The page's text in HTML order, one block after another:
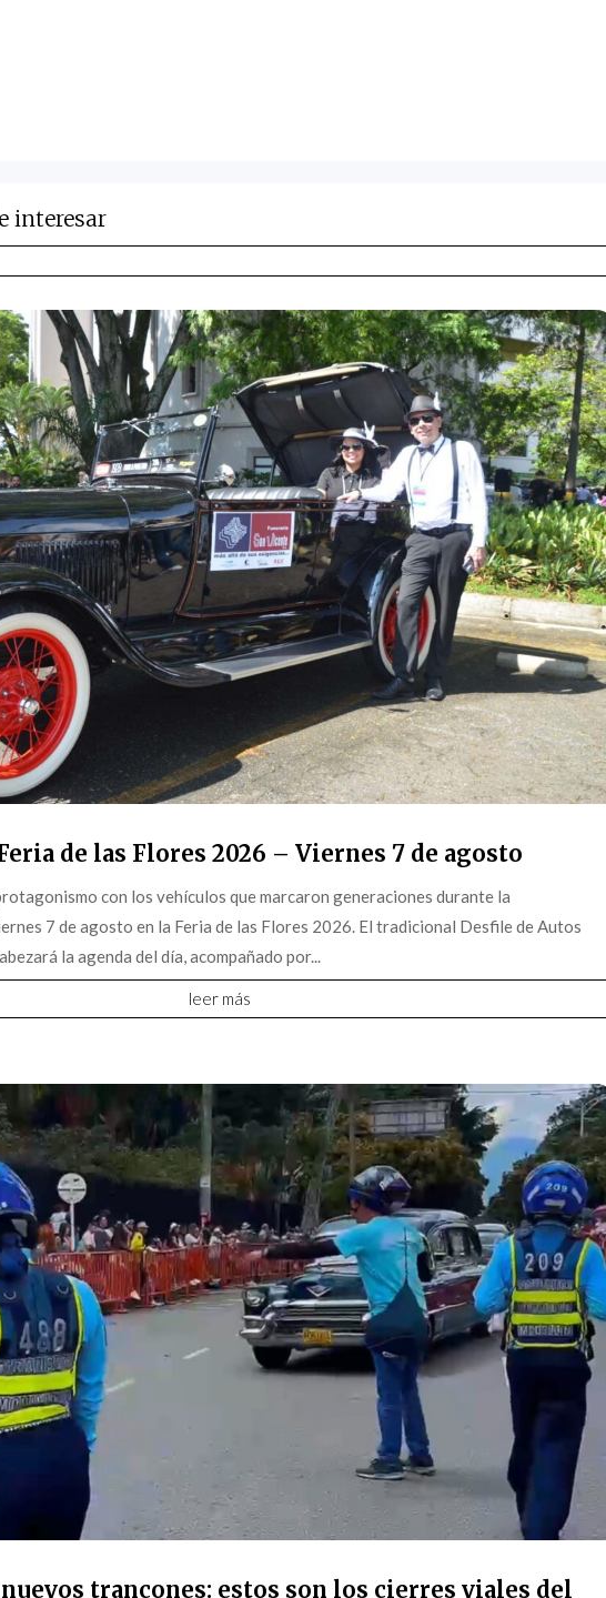
interesar
de las Flores 2026 – Viernes 7 de agosto
con los vehículos que marcaron generaciones durante la
7 de agosto en la Feria de las Flores 2026. El tradicional Desfile de Autos
la agenda del día, acompañado por...
leer más
trancones: estos son los cierres viales del